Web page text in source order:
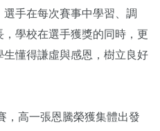
手在每次賽事中學習、調
學校在選手獲獎的同時，更
懂得謙虛與感恩，樹立良好
，高一張恩騰榮獲集體出發